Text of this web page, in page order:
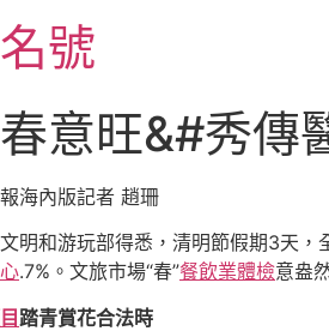
號
意旺&#秀傳
海內版記者 趙珊
明和游玩部得悉，清明節假期3天，
.7%。文旅市場“春”餐飲業體檢意盎
踏青賞花合法時